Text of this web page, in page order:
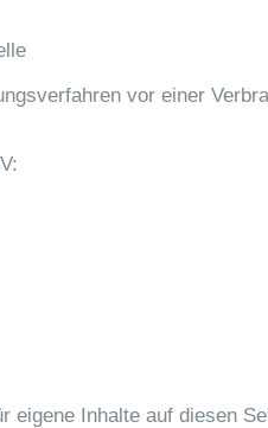
vor einer
Inhalte auf diesen